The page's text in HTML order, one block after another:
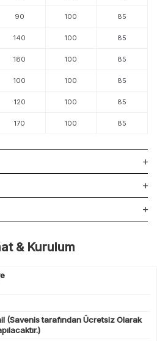
90 100 85
140 100 85
180 100 85
100 100 85
120 100 85
170 100 85
& Kurulum
(Savenis tarafından Ücretsiz Olarak